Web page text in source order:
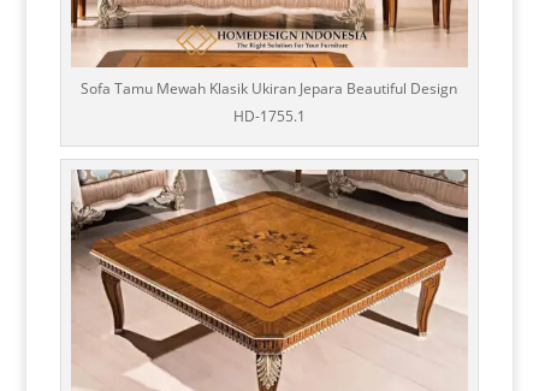
Sofa Tamu Mewah Klasik Ukiran Jepara Beautiful Design
HD-1755.1